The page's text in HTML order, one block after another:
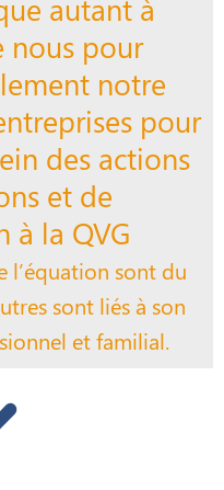
nous pour
notre
pour
des actions
et de
à la QVG
l’équation sont du
sont liés à son
et familial.